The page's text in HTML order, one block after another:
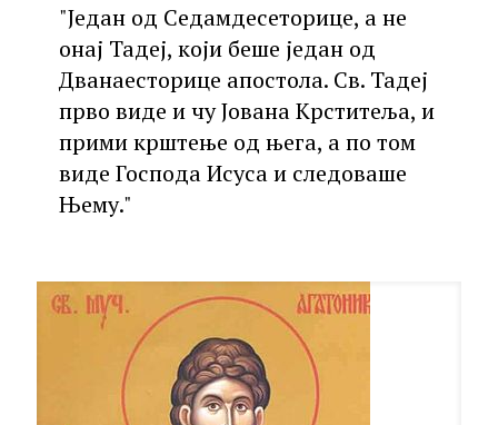
"Један од Седамдесеторице, а не
онај Тадеј, који беше један од
Дванаесторице апостола. Св. Тадеј
прво виде и чу Јована Крститеља, и
прими крштење од њега, а по том
виде Господа Исуса и следоваше
Њему."